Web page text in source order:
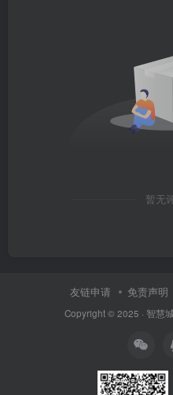
暂无
友链申请 免责声明
Copyright © 2025 · 智慧